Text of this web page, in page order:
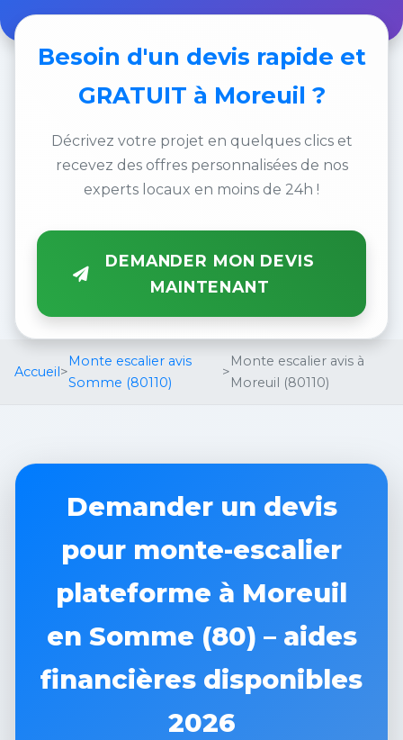
Besoin d'un devis rapide et
GRATUIT à Moreuil ?
Décrivez votre projet en quelques clics et
recevez des offres personnalisées de nos
experts locaux en moins de 24h !
DEMANDER MON DEVIS
MAINTENANT
Accueil >
Monte escalier avis
Somme (80110)
>
Monte escalier avis à
Moreuil (80110)
Demander un devis
pour monte-escalier
plateforme à Moreuil
en Somme (80) – aides
financières disponibles
2026